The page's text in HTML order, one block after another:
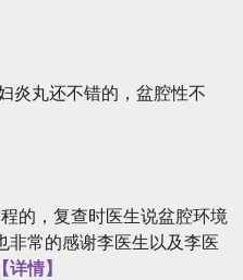
炎丸还不错的，盆腔性不
的，复查时医生说盆腔环境
非常的感谢李医生以及李医
【详情】